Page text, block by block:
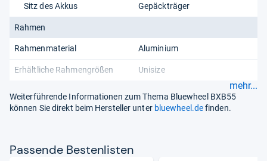
Sitz des Akkus Gepäckträger
Rahmen
Rahmenmaterial Aluminium
Erhältliche Rahmengrößen Unisize
mehr...
Weiterführende Informationen zum Thema Bluewheel BXB55
können Sie direkt beim Hersteller unter bluewheel.definden.
Pas­sende Bes­ten­lis­ten